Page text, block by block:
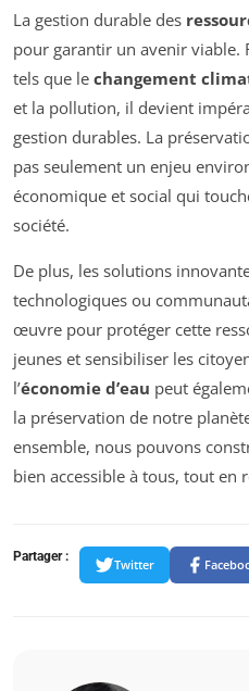
La gestion durable des
pour garantir un avenir viable.
tels que le changement
et la pollution, il devient
gestion durables. La
pas seulement un enjeu
économique et social qui
société.
De plus, les solutions
technologiques ou
œuvre pour protéger cette
jeunes et sensibiliser les
l’économie d’eau peut
la préservation de notre
ensemble, nous pouvons
bien accessible à tous, tout en
Partager :
Twitter